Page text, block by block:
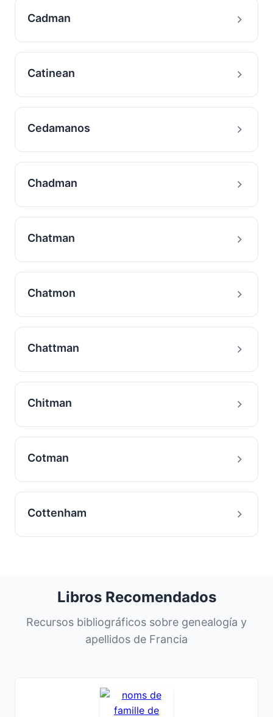
Cadman
Catinean
Cedamanos
Chadman
Chatman
Chatmon
Chattman
Chitman
Cotman
Cottenham
Libros Recomendados
Recursos bibliográficos sobre genealogía y
apellidos de Francia